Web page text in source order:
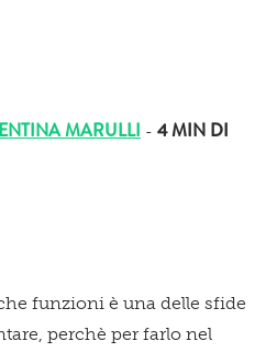
MARULLI - 4 MIN DI
funzioni è una delle sfide
perchè per farlo nel